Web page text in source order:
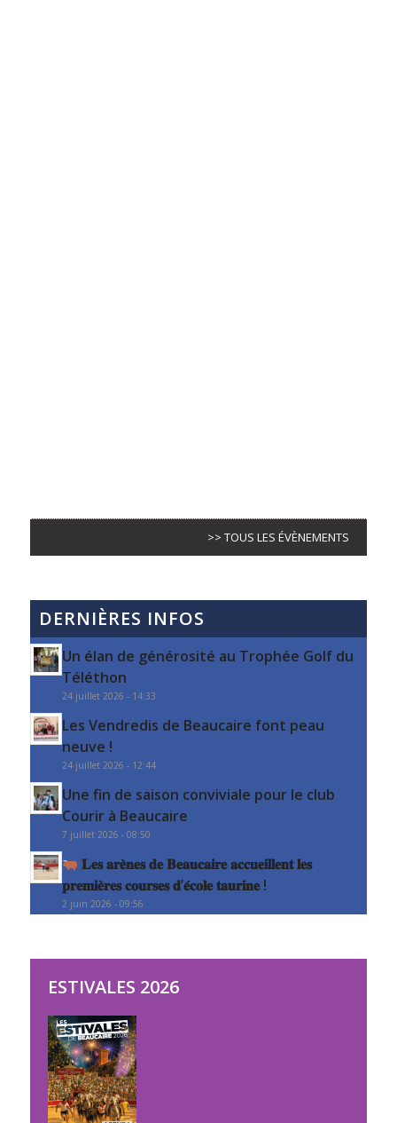
>> TOUS LES ÉVÈNEMENTS
DERNIÈRES INFOS
Un élan de générosité au Trophée Golf du
Téléthon
24 juillet 2026 - 14:33
Les Vendredis de Beaucaire font peau
neuve !
24 juillet 2026 - 12:44
Une fin de saison conviviale pour le club
Courir à Beaucaire
7 juillet 2026 - 08:50
𝐋𝐞𝐬 𝐚𝐫𝐞̀𝐧𝐞𝐬 𝐝𝐞 𝐁𝐞𝐚𝐮𝐜𝐚𝐢𝐫𝐞 𝐚𝐜𝐜𝐮𝐞𝐢𝐥𝐥𝐞𝐧𝐭 𝐥𝐞𝐬
𝐩𝐫𝐞𝐦𝐢𝐞̀𝐫𝐞𝐬 𝐜𝐨𝐮𝐫𝐬𝐞𝐬 𝐝’𝐞́𝐜𝐨𝐥𝐞 𝐭𝐚𝐮𝐫𝐢𝐧𝐞 !
2 juin 2026 - 09:56
ESTIVALES 2026